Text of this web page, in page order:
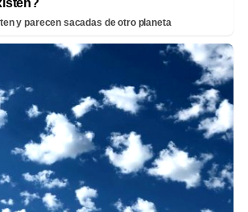
y parecen sacadas de otro planeta